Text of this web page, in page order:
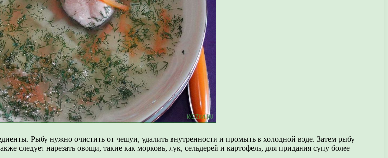
Рыбу нужно очистить от чешуи, удалить внутренности и промыть в холодной воде. Затем рыбу
следует нарезать овощи, такие как морковь, лук, сельдерей и картофель, для придания супу более